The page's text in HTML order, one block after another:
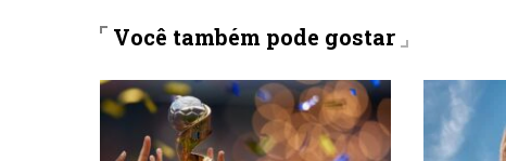
Você também pode gostar